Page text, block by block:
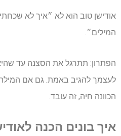
אודישן טוב הוא לא ״איך לא
המילים״.
הפתרון: תתרגל את הסצנה עד
לעצמך להגיב באמת. גם אם
הכוונה חיה, זה עובד.
איך בונים הכנה